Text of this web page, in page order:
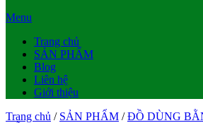
Menu
Trang chủ
SẢN PHẨM
Blog
Liên hệ
Giới thiệu
Trang chủ / SẢN PHẨM /ĐỒ DÙNG